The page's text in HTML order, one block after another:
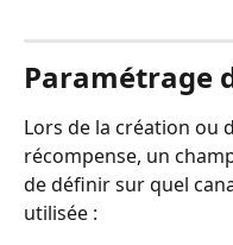
Paramétrage
Lors de la création ou
récompense, un
de définir sur quel
utilisée :